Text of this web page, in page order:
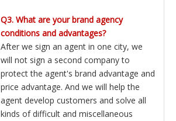
Q3. What are your brand agency
conditions and advantages?
After we sign an agent in one city, we
will not sign a second company to
protect the agent's brand advantage and
price advantage. And we will help the
agent develop customers and solve all
kinds of difficult and miscellaneous